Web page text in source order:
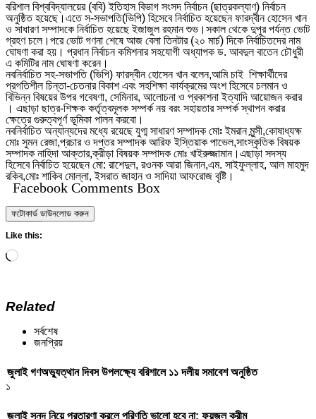
বরিশাল বিশ্ববিদ্যালয়ের (ববি) ইতিহাস বিভাগ সংসদ নির্বাচন (ছাত্রকল্যাণ) নির্বাচন
অনুষ্ঠিত হয়েছে।এতে স-সভাপতি(ভিপি) হিসেবে নির্বাচিত হয়েছেন ফারদ্বীন হোসেন খান
ও সাধারণ সম্পাদকে নির্বাচিত হয়েছে ইজাজুল রহমান শুভ।সকাল থেকে দুপুর পর্যন্ত ভোট
গ্রহণ চলে।পরে ভোট গণনা শেষে আজ বেলা তিনটার (২০ মার্চ) দিকে নির্বাচিতদের নাম
ঘোষণা করা হয়। প্রধান নির্বাচন কমিশনার সহযোগী অধ্যাপক ড. আবদুল বাতেন চৌধুরী
এ কমিটির নাম ঘোষণা করেন।
নবনির্বাচিত সহ-সভাপতি (ভিপি) ফারদ্বীন হোসেন খান বলেন,আমি চাই শিক্ষার্থীদের
প্রগতিশীল চিন্তা-চেতনার বিকাশ এবং সহশিক্ষা কার্যক্রমের অংশ হিসেবে চলমান ও
বিভিন্ন বিষয়ের উপর গবেষণা, সেমিনার, আলোচনা ও প্রকাশনা ইত্যাদি আয়োজন করার
। এছাড়া ছাত্র-শিক্ষক কর্তৃত্বমূলক সম্পর্ক নয় বরং সহায়তার সম্পর্ক স্থাপন করার
ক্ষেত্রে গুরুত্বপূর্ণ ভূমিকা পালন করবো।
নবনির্বাচিত অন্যান্যদের মধ্যে রয়েছে যুগ্ম সাধারণ সম্পাদক মোঃ ইমরান মুন্সী,কোষাধ্যক্ষ
মোঃ সুমন রেজা,প্রচার ও দপ্তর সম্পাদক আরিফ ইস্তিয়াক পাভেল,সাংস্কৃতিক বিষয়ক
সম্পাদক নাহিদা আক্তার,ক্রীড়া বিষয়ক সম্পাদক মোঃ খাইরুজ্জামান।এছাড়া সদস্য
হিসেবে নির্বাচিত হয়েছেন মো: রাশেদুল, রওনক আরা জিনান,এম. সাইফুল্লাহ, আল মাহমুদ
রকিব,মোঃ শাকিব মোল্লা, ইসরাত জাহান ও সাদিয়া আফরোজ বৃষ্টি।
Facebook Comments Box
ফটোকার্ড ডাউনলোড করুন
Like this:
Loading…
Related
সর্বশেষ
জনপ্রিয়
জুলাই গণঅভ্যুত্থান দিবস উপলক্ষ্যে বরিশালে ১১ দলীয় সমাবেশ অনুষ্ঠিত
১
জুলাই সনদ নিয়ে প্রতারণা করলে পরিণতি ভালো হবে না: ফয়জুল করীম